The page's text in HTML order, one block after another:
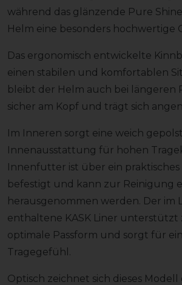
während das glänzende Pure
Helm eine besonders hochwertige
Das ergonomisch entwickelte
einen stabilen und komfortablen
bleibt der Helm auch bei längeren
sicher am Kopf und trägt sich
Im Inneren sorgt eine weich
Innenausstattung für hohen
Innenfutter ist über ein
befestigt und kann zur Reinigung
herausgenommen werden. Der im
enthaltene KASK Liner unterstützt
optimale Passform und sorgt für
Tragegefühl.
Optisch zeichnet sich dieses